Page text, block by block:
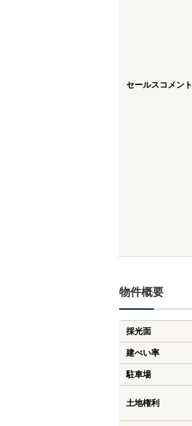
セールスコメント
物件概要
採光面
建ぺい率
駐車場
土地権利